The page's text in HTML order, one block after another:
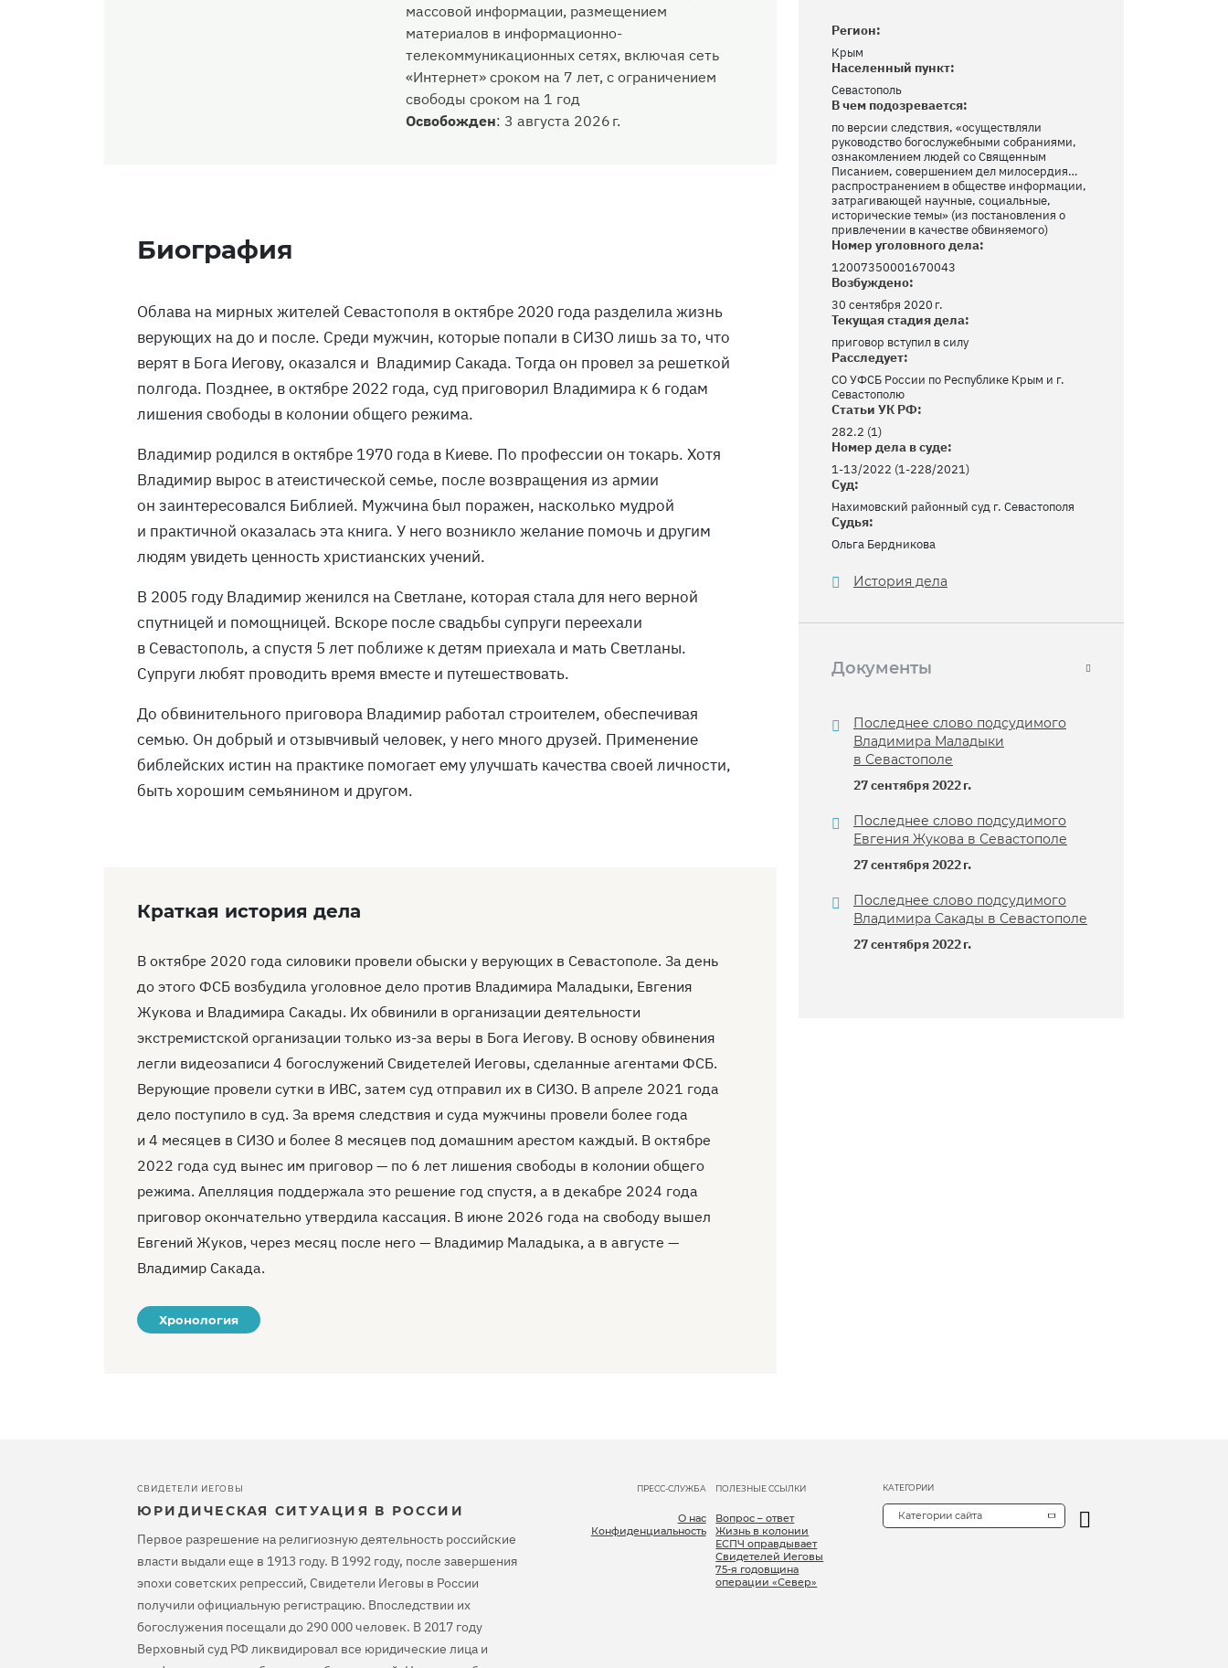
массовой информации, размещением
материалов в информационно-
телекоммуникационных сетях, включая сеть
«Интернет» сроком на 7 лет, с ограничением
свободы сроком на 1 год
Освобожден: 3 августа 2026 г.
Биография
Облава на мирных жителей Севастополя в октябре 2020 года разделила жизнь
верующих на до и после. Среди мужчин, которые попали в СИЗО лишь за то, что
верят в Бога Иегову, оказался и Владимир Сакада. Тогда он провел за решеткой
полгода. Позднее, в октябре 2022 года, суд приговорил Владимира к 6 годам
лишения свободы в колонии общего режима.
Владимир родился в октябре 1970 года в Киеве. По профессии он токарь. Хотя
Владимир вырос в атеистической семье, после возвращения из армии
он заинтересовался Библией. Мужчина был поражен, насколько мудрой
и практичной оказалась эта книга. У него возникло желание помочь и другим
людям увидеть ценность христианских учений.
В 2005 году Владимир женился на Светлане, которая стала для него верной
спутницей и помощницей. Вскоре после свадьбы супруги переехали
в Севастополь, а спустя 5 лет поближе к детям приехала и мать Светланы.
Супруги любят проводить время вместе и путешествовать.
До обвинительного приговора Владимир работал строителем, обеспечивая
семью. Он добрый и отзывчивый человек, у него много друзей. Применение
библейских истин на практике помогает ему улучшать качества своей личности,
быть хорошим семьянином и другом.
Краткая история дела
В октябре 2020 года силовики провели обыски у верующих в Севастополе. За день
до этого ФСБ возбудила уголовное дело против Владимира Маладыки, Евгения
Жукова и Владимира Сакады. Их обвинили в организации деятельности
экстремистской организации только из-за веры в Бога Иегову. В основу обвинения
легли видеозаписи 4 богослужений Свидетелей Иеговы, сделанные агентами ФСБ.
Верующие провели сутки в ИВС, затем суд отправил их в СИЗО. В апреле 2021 года
дело поступило в суд. За время следствия и суда мужчины провели более года
и 4 месяцев в СИЗО и более 8 месяцев под домашним арестом каждый. В октябре
2022 года суд вынес им приговор — по 6 лет лишения свободы в колонии общего
режима. Апелляция поддержала это решение год спустя, а в декабре 2024 года
приговор окончательно утвердила кассация. В июне 2026 года на свободу вышел
Евгений Жуков, через месяц после него — Владимир Маладыка, а в августе —
Владимир Сакада.
Хронология
Регион:
Крым
Населенный пункт:
Севастополь
В чем подозревается:
по версии следствия, «осуществляли
руководство богослужебными собраниями,
ознакомлением людей со Священным
Писанием, совершением дел милосердия…
распространением в обществе информации,
затрагивающей научные, социальные,
исторические темы» (из постановления о
привлечении в качестве обвиняемого)
Номер уголовного дела:
12007350001670043
Возбуждено:
30 сентября 2020 г.
Текущая стадия дела:
приговор вступил в силу
Расследует:
СО УФСБ России по Республике Крым и г.
Севастополю
Статьи УК РФ:
282.2 (1)
Номер дела в суде:
1-13/2022 (1-228/2021)
Суд:
Нахимовский районный суд г. Севастополя
Судья:
Ольга Бердникова
История дела
Документы
Последнее слово подсудимого
Владимира Маладыки
в Севастополе
27 сентября 2022 г.
Последнее слово подсудимого
Евгения Жукова в Севастополе
27 сентября 2022 г.
Последнее слово подсудимого
Владимира Сакады в Севастополе
27 сентября 2022 г.
СВИДЕТЕЛИ ИЕГОВЫ
ЮРИДИЧЕСКАЯ СИТУАЦИЯ В РОССИИ
Первое разрешение на религиозную деятельность российские
власти выдали еще в 1913 году. В 1992 году, после завершения
эпохи советских репрессий, Свидетели Иеговы в России
получили официальную регистрацию. Впоследствии их
богослужения посещали до 290 000 человек. В 2017 году
Верховный суд РФ ликвидировал все юридические лица и
ПРЕСС-СЛУЖБА
О нас
Конфиденциальность
ПОЛЕЗНЫЕ ССЫЛКИ
Вопрос – ответ
Жизнь в колонии
ЕСПЧ оправдывает
Свидетелей Иеговы
75-я годовщина
операции «Север»
КАТЕГОРИИ
Категории сайта